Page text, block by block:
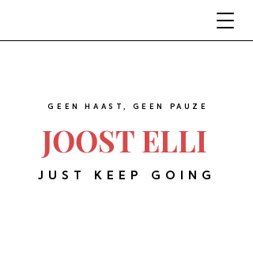
JOOST ELLI
GEEN HAAST, GEEN PAUZE
JUST KEEP GOING